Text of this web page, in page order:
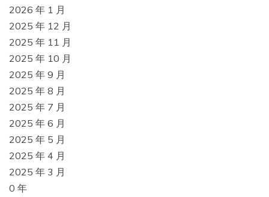
2026 年 1 月
2025 年 12 月
2025 年 11 月
2025 年 10 月
2025 年 9 月
2025 年 8 月
2025 年 7 月
2025 年 6 月
2025 年 5 月
2025 年 4 月
2025 年 3 月
0 年